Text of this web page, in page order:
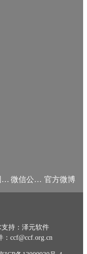
数字图书馆 微信公众号 官方微博
持：泽元软件
：ccf@ccf.org.cn